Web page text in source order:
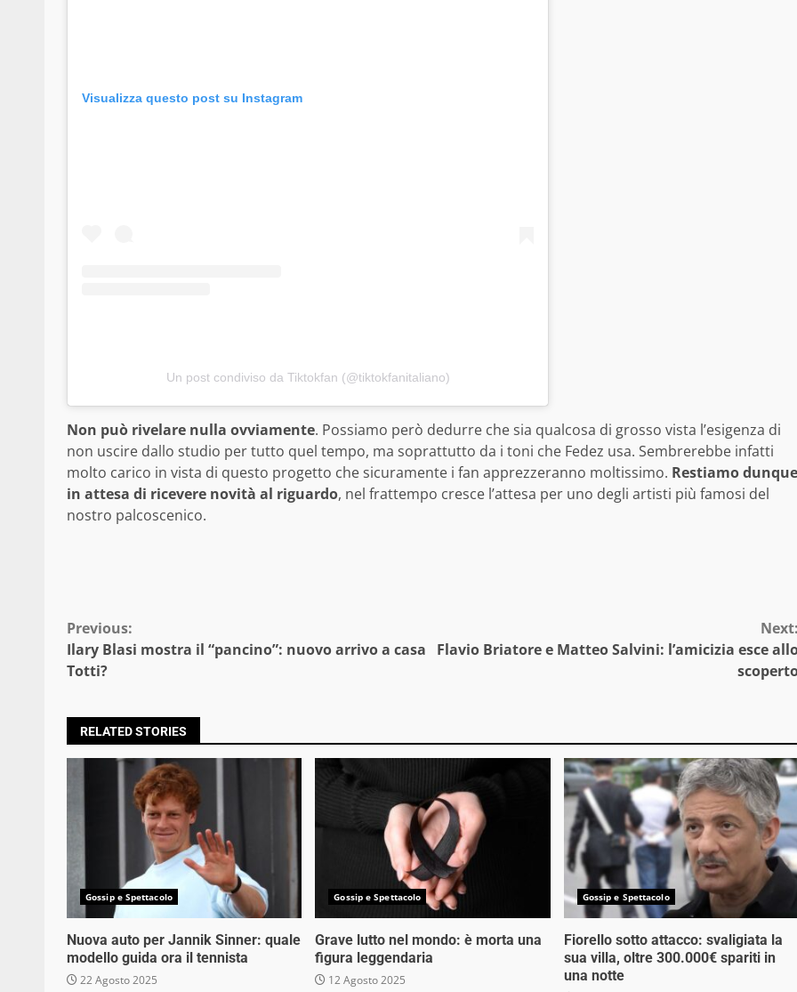
Visualizza questo post su Instagram
Un post condiviso da Tiktokfan (@tiktokfanitaliano)
Non può rivelare nulla ovviamente. Possiamo però dedurre che sia qualcosa di grosso vista l’esigenza di
non uscire dallo studio per tutto quel tempo, ma soprattutto da i toni che Fedez usa. Sembrerebbe infatti
molto carico in vista di questo progetto che sicuramente i fan apprezzeranno moltissimo. Restiamo dunque
in attesa di ricevere novità al riguardo, nel frattempo cresce l’attesa per uno degli artisti più famosi del
nostro palcoscenico.
Continue
Reading
Previous:
Ilary Blasi mostra il “pancino”: nuovo arrivo a casa
Totti?
Flavio Briatore e Matteo Salvini: l’amicizia esce
RELATED STORIES
Gossip e Spettacolo
Nuova auto per Jannik Sinner: quale
modello guida ora il tennista
22 Agosto 2025
Gossip e Spettacolo
Grave lutto nel mondo: è morta una
figura leggendaria
12 Agosto 2025
Gossip e Spettacolo
Fiorello sotto attacco: svaligiata la
sua villa, oltre 300.000€ spariti in
una notte